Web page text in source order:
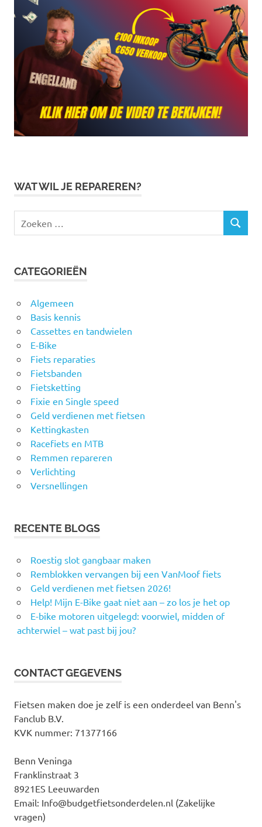
WAT WIL JE REPAREREN?
naar:
ZOEKEN
CATEGORIEËN
Algemeen
Basis kennis
Cassettes en tandwielen
E-Bike
Fiets reparaties
Fietsbanden
Fietsketting
Fixie en Single speed
Geld verdienen met fietsen
Kettingkasten
Racefiets en MTB
Remmen repareren
Verlichting
Versnellingen
RECENTE BLOGS
Roestig slot gangbaar maken
Remblokken vervangen bij een VanMoof fiets
Geld verdienen met fietsen 2026!
Help! Mijn E-Bike gaat niet aan – zo los je het op
E-bike motoren uitgelegd: voorwiel, midden of
achterwiel – wat past bij jou?
CONTACT GEGEVENS
Fietsen maken doe je zelf is een onderdeel van Benn's
Fanclub B.V.
KVK nummer: 71377166
Benn Veninga
Franklinstraat 3
8921ES Leeuwarden
Email: Info@budgetfietsonderdelen.nl (Zakelijke
vragen)